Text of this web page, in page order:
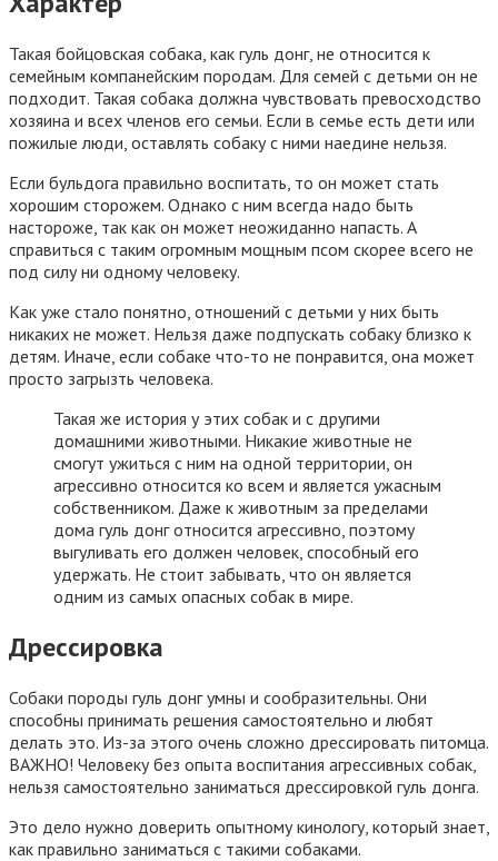
Такая бойцовская собака, как гуль донг, не относится к
семейным компанейским породам. Для семей с детьми он не
подходит. Такая собака должна чувствовать превосходство
хозяина и всех членов его семьи. Если в семье есть дети или
пожилые люди, оставлять собаку с ними наедине нельзя.
Если бульдога правильно воспитать, то он может стать
хорошим сторожем. Однако с ним всегда надо быть
настороже, так как он может неожиданно напасть. А
справиться с таким огромным мощным псом скорее всего не
под силу ни одному человеку.
Как уже стало понятно, отношений с детьми у них быть
никаких не может. Нельзя даже подпускать собаку близко к
детям. Иначе, если собаке что-то не понравится, она может
просто загрызть человека.
Такая же история у этих собак и с другими
домашними животными. Никакие животные не
смогут ужиться с ним на одной территории, он
агрессивно относится ко всем и является ужасным
собственником. Даже к животным за пределами
дома гуль донг относится агрессивно, поэтому
выгуливать его должен человек, способный его
удержать. Не стоит забывать, что он является
одним из самых опасных собак в мире.
Дрессировка
Собаки породы гуль донг умны и сообразительны. Они
способны принимать решения самостоятельно и любят
делать это. Из-за этого очень сложно дрессировать питомца.
ВАЖНО! Человеку без опыта воспитания агрессивных собак,
нельзя самостоятельно заниматься дрессировкой гуль донга.
Это дело нужно доверить опытному кинологу, который знает,
как правильно заниматься с такими собаками.